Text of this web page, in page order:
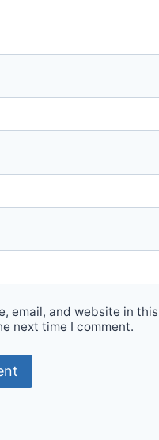
email, and website in this
next time I comment.